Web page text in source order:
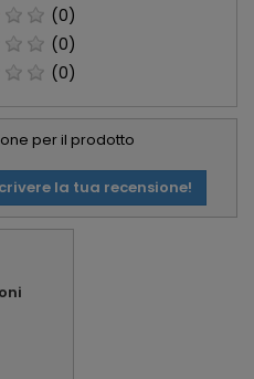
(0)
(0)
(0)
per il prodotto
la tua recensione!